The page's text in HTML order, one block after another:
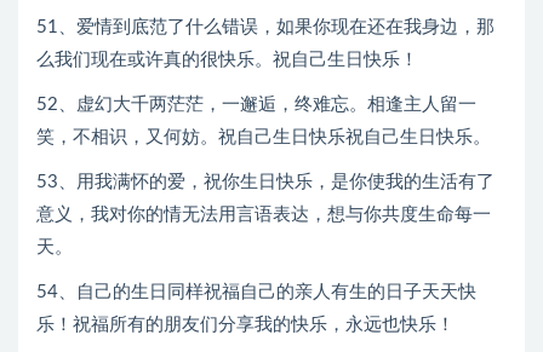
51、爱情到底范了什么错误，如果你现在还在我身边，那
么我们现在或许真的很快乐。祝自己生日快乐！
52、虚幻大千两茫茫，一邂逅，终难忘。相逢主人留一
笑，不相识，又何妨。祝自己生日快乐祝自己生日快乐。
53、用我满怀的爱，祝你生日快乐，是你使我的生活有了
意义，我对你的情无法用言语表达，想与你共度生命每一
天。
54、自己的生日同样祝福自己的亲人有生的日子天天快
乐！祝福所有的朋友们分享我的快乐，永远也快乐！